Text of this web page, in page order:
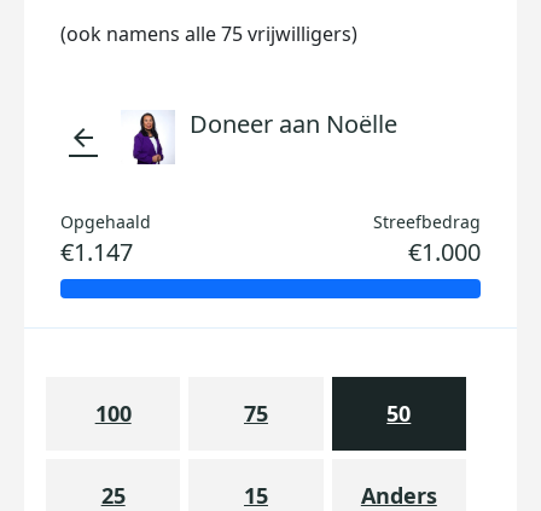
(ook namens alle 75vrijwilligers)
arrow_back Doneer aan Noëlle
Opgehaald
€1.147
Streefbedrag
€1.000
100 75 50
25 15 Anders